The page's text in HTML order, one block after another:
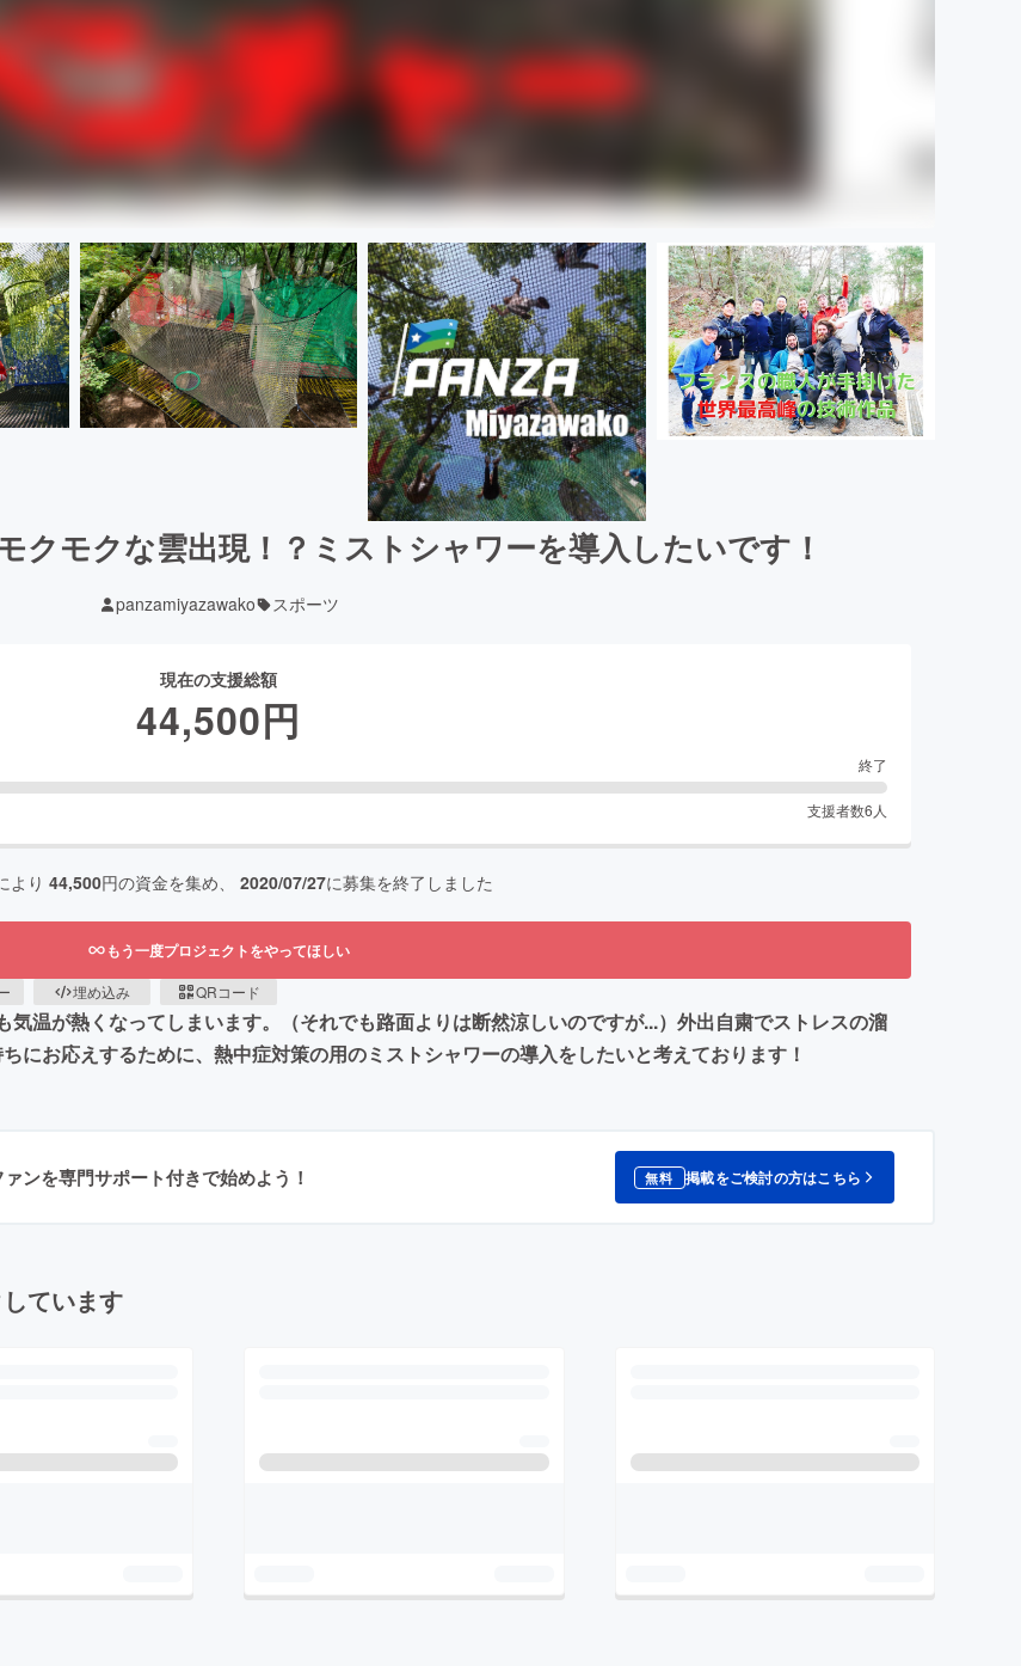
クモクな雲出現！？ミストシャワーを導入したいです！
panzamiyazawako スポーツ
現在の支援総額
44,500円
終了
支援者数6 人
より 44,500円の資金を集め、 2020/07/27に募集を終了しました
もう一度プロジェクトをやってほしい
埋め込み QRコード
温が熱くなってしまいます。（それでも路面よりは断然涼しいのですが...）外出自粛でストレスの溜
にお応えするために、熱中症対策の用のミストシャワーの導入をしたいと考えております！
ンを専門サポート付きで始めよう！ 無料 掲載をご検討の方はこちら
ています